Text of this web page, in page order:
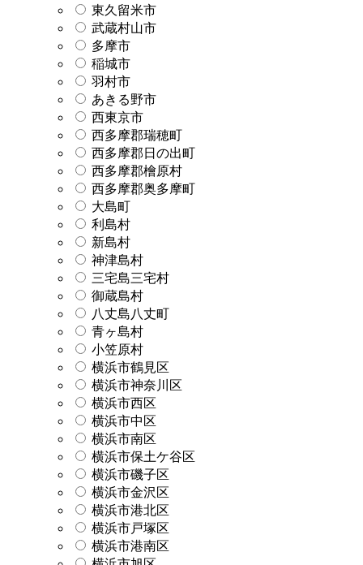
東久留米市
武蔵村山市
多摩市
稲城市
羽村市
あきる野市
西東京市
西多摩郡瑞穂町
西多摩郡日の出町
西多摩郡檜原村
西多摩郡奥多摩町
大島町
利島村
新島村
神津島村
三宅島三宅村
御蔵島村
八丈島八丈町
青ヶ島村
小笠原村
横浜市鶴見区
横浜市神奈川区
横浜市西区
横浜市中区
横浜市南区
横浜市保土ケ谷区
横浜市磯子区
横浜市金沢区
横浜市港北区
横浜市戸塚区
横浜市港南区